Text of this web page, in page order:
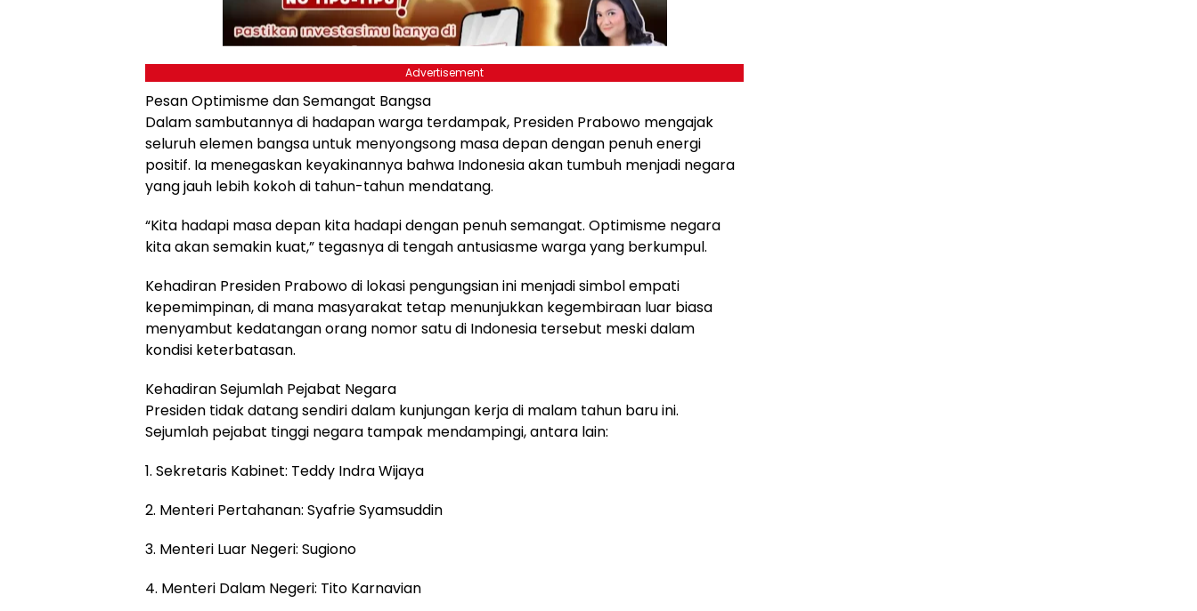
Advertisement
Pesan Optimisme dan Semangat Bangsa
Dalam sambutannya di hadapan warga terdampak, Presiden Prabowo mengajak
seluruh elemen bangsa untuk menyongsong masa depan dengan penuh energi
positif. Ia menegaskan keyakinannya bahwa Indonesia akan tumbuh menjadi negara
yang jauh lebih kokoh di tahun-tahun mendatang.
“Kita hadapi masa depan kita hadapi dengan penuh semangat. Optimisme negara
kita akan semakin kuat,” tegasnya di tengah antusiasme warga yang berkumpul.
Kehadiran Presiden Prabowo di lokasi pengungsian ini menjadi simbol empati
kepemimpinan, di mana masyarakat tetap menunjukkan kegembiraan luar biasa
menyambut kedatangan orang nomor satu di Indonesia tersebut meski dalam
kondisi keterbatasan.
Kehadiran Sejumlah Pejabat Negara
Presiden tidak datang sendiri dalam kunjungan kerja di malam tahun baru ini.
Sejumlah pejabat tinggi negara tampak mendampingi, antara lain:
1. Sekretaris Kabinet: Teddy Indra Wijaya
2. Menteri Pertahanan: Syafrie Syamsuddin
3. Menteri Luar Negeri: Sugiono
4. Menteri Dalam Negeri: Tito Karnavian